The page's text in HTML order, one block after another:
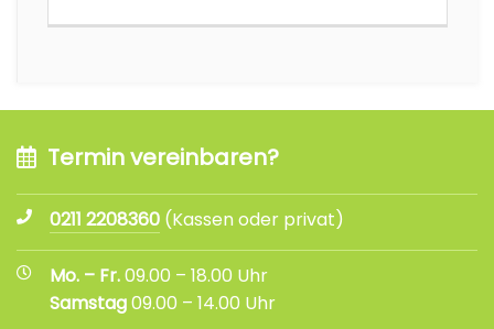
Termin vereinbaren?
0211 2208360 (Kassen oder privat)
Mo. – Fr.09.00 – 18.00 Uhr
Samstag09.00 – 14.00 Uhr